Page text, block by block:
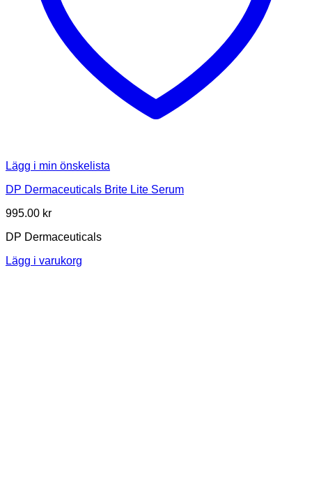
Lägg i min önskelista
DP Dermaceuticals Brite Lite Serum
995.00 kr
DP Dermaceuticals
Lägg i varukorg